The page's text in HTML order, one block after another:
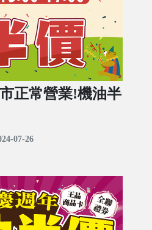
正常營業!機油半
07-26